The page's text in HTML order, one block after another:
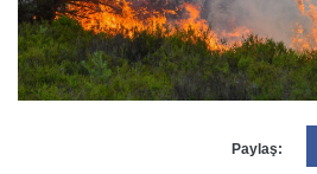
Paylaş: